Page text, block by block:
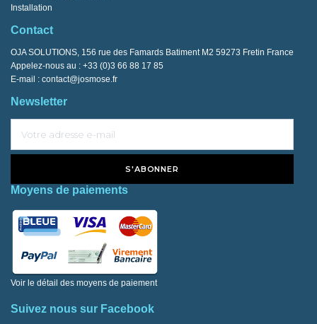
Installation
Contact
OJA SOLUTIONS, 156 rue des Famards Batiment M2 59273 Fretin France
Appelez-nous au : +33 (0)3 66 88 17 85
E-mail : contact@josmose.fr
Newsletter
S'ABONNER
Moyens de paiements
Voir le détail des moyens de paiement
Suivez nous sur Facebook